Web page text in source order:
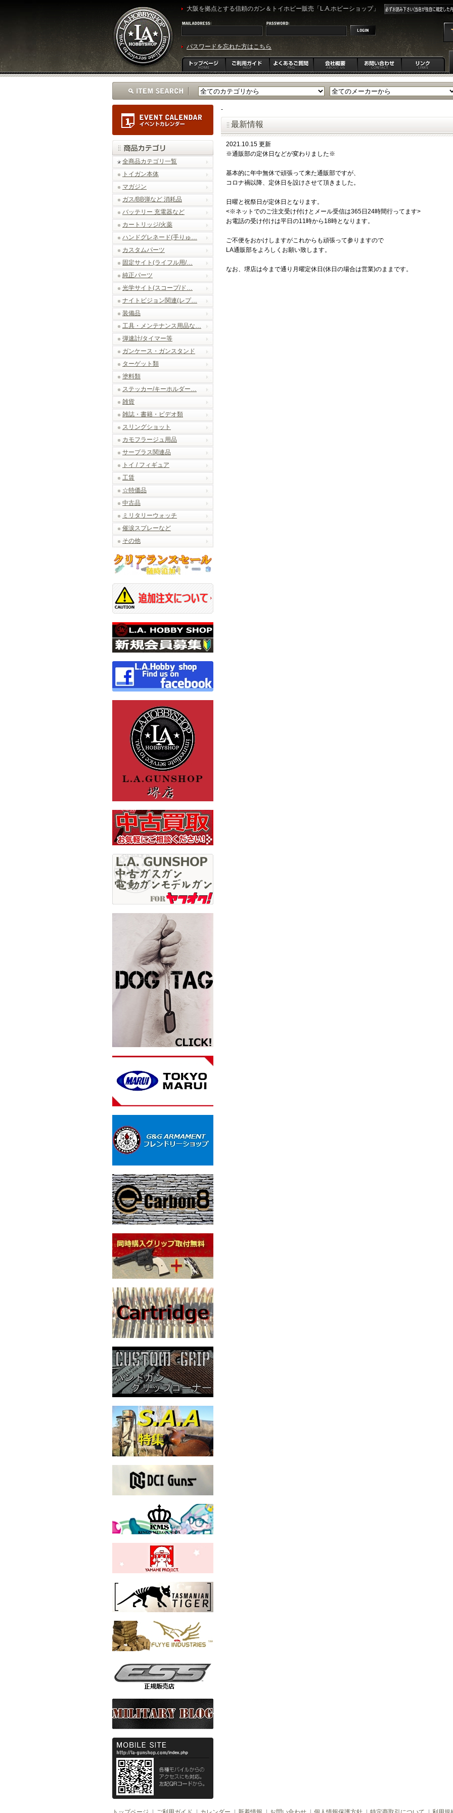
大阪を拠点とする信頼のガン＆トイホビー販売「L.A.ホビーショップ」
パスワードを忘れた方はこちら
全商品カテゴリ一覧
トイガン本体
マガジン
ガス/BB弾など 消耗品
バッテリー 充電器など
カートリッジ/火薬
ハンドグレネード(手りゅ…
カスタムパーツ
固定サイト(ライフル用/…
純正パーツ
光学サイト(スコープ/ド…
ナイトビジョン関連(レプ…
装備品
工具・メンテナンス用品な…
弾速計/タイマー等
ガンケース・ガンスタンド
ターゲット類
塗料類
ステッカー/キーホルダー…
雑貨
雑誌・書籍・ビデオ類
スリングショット
カモフラージュ用品
サープラス関連品
トイ / フィギュア
工賃
☆特価品
中古品
ミリタリーウォッチ
催涙スプレーなど
その他
-
最新情報
2021.10.15 更新
※通販部の定休日などが変わりました※
基本的に年中無休で頑張って来た通販部ですが、
コロナ禍以降、定休日を設けさせて頂きました。
日曜と祝祭日が定休日となります。
<※ネットでのご注文受け付けとメール受信は365日24時間行ってます>
お電話の受け付けは平日の11時から18時となります。
ご不便をおかけしますがこれからも頑張って参りますので
LA通販部をよろしくお願い致します。
なお、堺店は今まで通り月曜定休日(休日の場合は営業)のままです。